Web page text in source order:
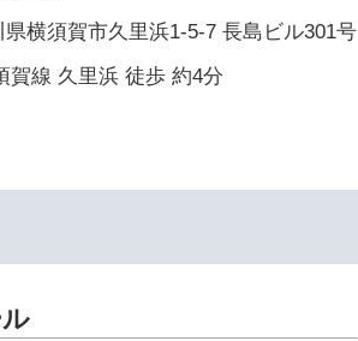
県横須賀市久里浜1-5-7 長島ビル301号
賀線 久里浜 徒歩 約4分